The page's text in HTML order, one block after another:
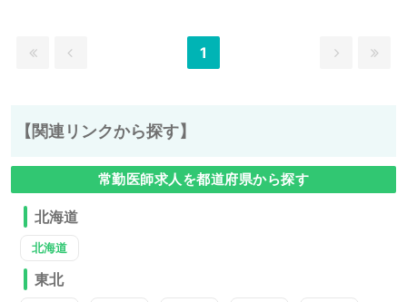
1
【関連リンクから探す】
常勤医師求人を都道府県から探す
北海道
北海道
東北